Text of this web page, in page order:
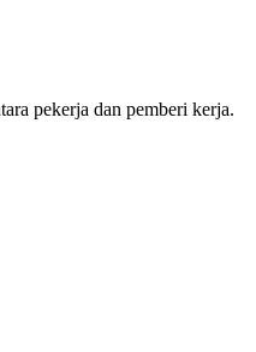
pekerja dan pemberi kerja.